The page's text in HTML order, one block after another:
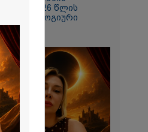
- 2026 წლის
ასტროლოგიური